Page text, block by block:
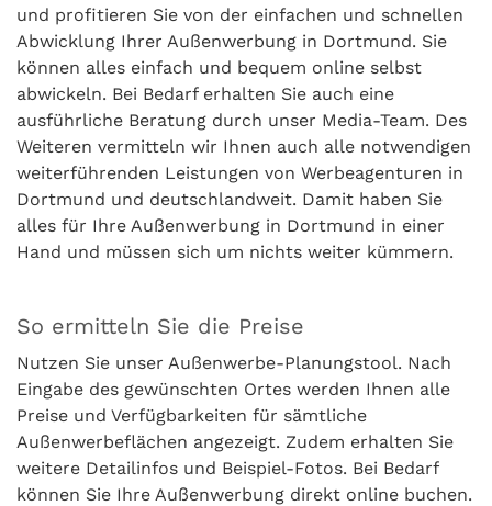
und profitieren Sie von der einfachen und schnellen
Abwicklung Ihrer Außenwerbung in Dortmund. Sie
können alles einfach und bequem online selbst
abwickeln. Bei Bedarf erhalten Sie auch eine
ausführliche Beratung durch unser Media-Team. Des
Weiteren vermitteln wir Ihnen auch alle notwendigen
weiterführenden Leistungen von Werbeagenturen in
Dortmund und deutschlandweit. Damit haben Sie
alles für Ihre Außenwerbung in Dortmund in einer
Hand und müssen sich um nichts weiter kümmern.
So ermitteln Sie die Preise
Nutzen Sie unser Außenwerbe-Planungstool. Nach
Eingabe des gewünschten Ortes werden Ihnen alle
Preise und Verfügbarkeiten für sämtliche
Außenwerbeflächen angezeigt. Zudem erhalten Sie
weitere Detailinfos und Beispiel-Fotos. Bei Bedarf
können Sie Ihre Außenwerbung direkt online buchen.